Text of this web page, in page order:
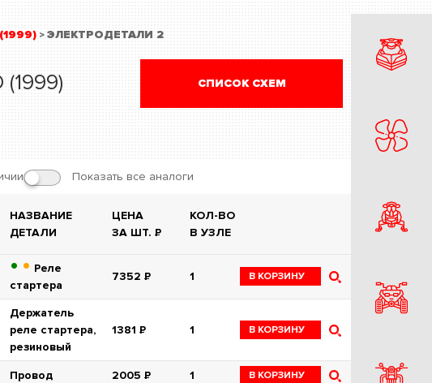
> ЭЛЕКТРОДЕТАЛИ 2
СПИСОК СХЕМ
Показать все аналоги
НАЗВАНИЕ
ДЕТАЛИ
ЦЕНА
ЗА ШТ. Р
КОЛ-ВО
В УЗЛЕ
• • Реле
стартера
7352 Р 1 В КОРЗИНУ
Держатель
реле стартера,
резиновый
1381 Р 1 В КОРЗИНУ
Провод 2005 Р 1 В КОРЗИНУ